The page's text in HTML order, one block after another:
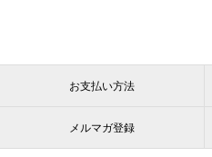
お支払い方法
メルマガ登録